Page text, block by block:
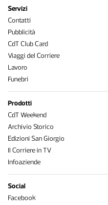
Servizi
Contatti
Pubblicità
CdT Club Card
Viaggi del Corriere
Lavoro
Funebri
Prodotti
CdT Weekend
Archivio Storico
Edizioni San Giorgio
Il Corriere in TV
Infoaziende
Social
Facebook